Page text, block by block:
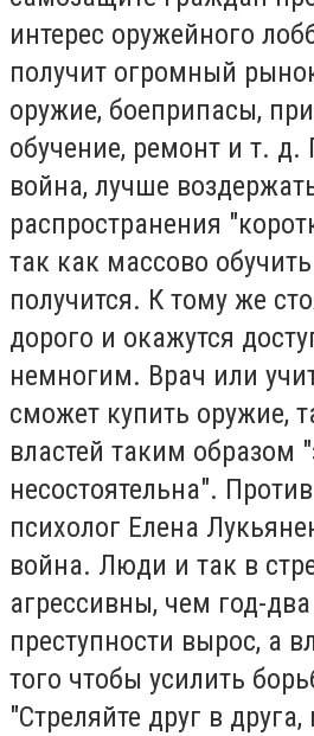
интерес оружейного
получит огромный
оружие, боеприпасы,
обучение, ремонт и т. д.
война, лучше
распространения
так как массово
получится. К тому же
дорого и окажутся
немногим. Врач или
сможет купить оружие,
властей таким образом
несостоятельна".
психолог Елена
война. Люди и так в
агрессивны, чем год-
преступности вырос, а
того чтобы усилить
"Стреляйте друг в